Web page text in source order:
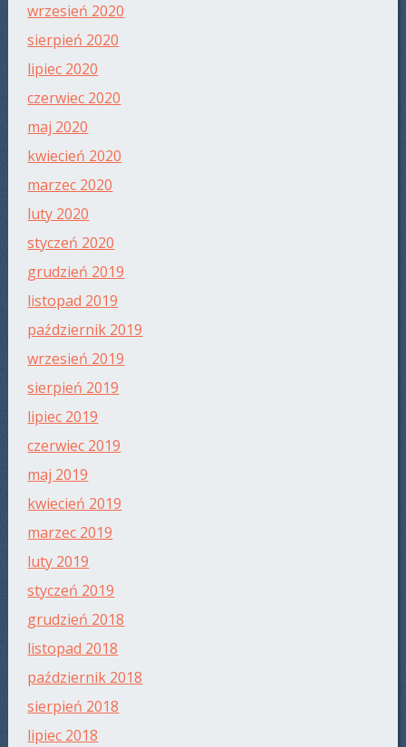
wrzesień 2020
sierpień 2020
lipiec 2020
czerwiec 2020
maj 2020
kwiecień 2020
marzec 2020
luty 2020
styczeń 2020
grudzień 2019
listopad 2019
październik 2019
wrzesień 2019
sierpień 2019
lipiec 2019
czerwiec 2019
maj 2019
kwiecień 2019
marzec 2019
luty 2019
styczeń 2019
grudzień 2018
listopad 2018
październik 2018
sierpień 2018
lipiec 2018